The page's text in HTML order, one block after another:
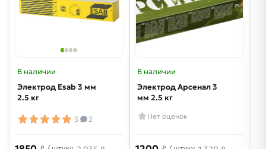
В наличии
Электрод Esab 3 мм
2.5 кг
5 2
В наличии
Электрод Арсенал 3
мм 2.5 кг
Нет оценок